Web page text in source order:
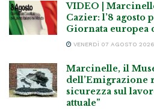
VIDEO |
Cazier: l’8 agosto
Giornata europea
VENERDÌ 07 AGOSTO 2026
Marcinelle, il
dell’Emigrazione
sicurezza sul
attuale”